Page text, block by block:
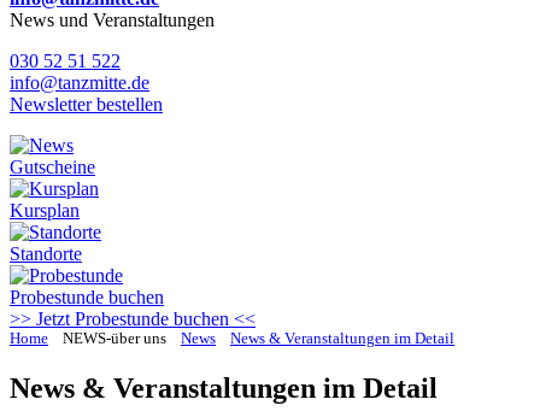
News und Veranstaltungen
030 52 51 522
info@tanzmitte.de
Newsletter bestellen
Gutscheine
Kursplan
Standorte
Probestunde buchen
>> Jetzt Probestunde buchen <<
Home NEWS-über uns News News & Veranstaltungen im Detail
News & Veranstaltungen im Detail